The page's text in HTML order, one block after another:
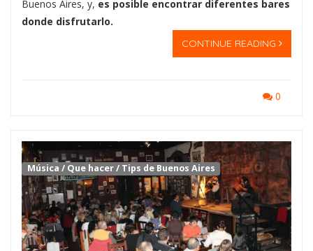
Buenos Aires, y, es posible encontrar diferentes bares
donde disfrutarlo.
CONTINUE READING
0
Música / Que hacer/ Tips de Buenos Aires